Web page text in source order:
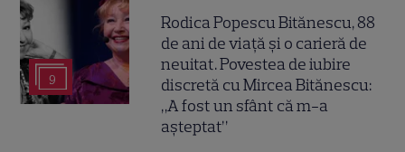
9
Rodica Popescu Bitănescu, 88
de ani de viață și o carieră de
neuitat. Povestea de iubire
discretă cu Mircea Bitănescu:
„A fost un sfânt că m-a
așteptat”